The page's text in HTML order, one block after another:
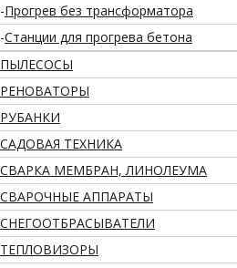
Прогрев без трансформатора
Станции для прогрева бетона
ПЫЛЕСОСЫ
РЕНОВАТОРЫ
РУБАНКИ
САДОВАЯ ТЕХНИКА
СВАРКА МЕМБРАН, ЛИНОЛЕУМА
СВАРОЧНЫЕ АППАРАТЫ
СНЕГООТБРАСЫВАТЕЛИ
ТЕПЛОВИЗОРЫ